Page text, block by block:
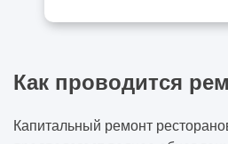
Как проводится
Капитальный ремонт